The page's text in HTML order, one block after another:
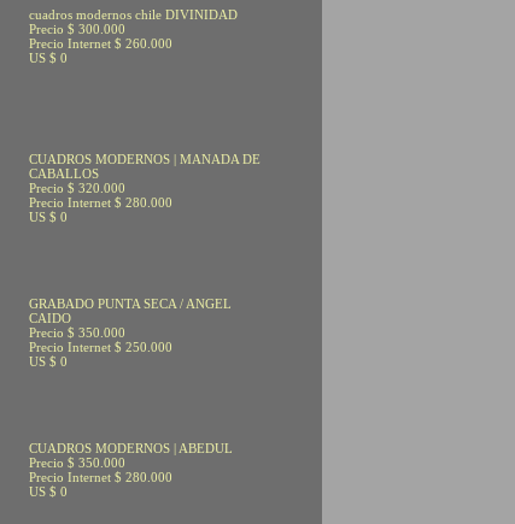
cuadros modernos chile DIVINIDAD
Precio $ 300.000
Precio Internet $ 260.000
US $ 0
CUADROS MODERNOS | MANADA DE
CABALLOS
Precio $ 320.000
Precio Internet $ 280.000
US $ 0
GRABADO PUNTA SECA / ANGEL
CAIDO
Precio $ 350.000
Precio Internet $ 250.000
US $ 0
CUADROS MODERNOS | ABEDUL
Precio $ 350.000
Precio Internet $ 280.000
US $ 0